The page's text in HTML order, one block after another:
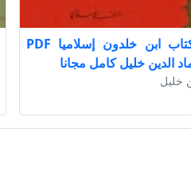
تحميل كتاب ابن خلدون إسلاميا PDF
الدين خليل كامل مجانا
خليل